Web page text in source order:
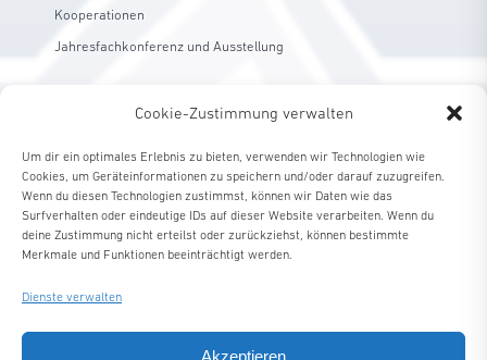
Cookie-Zustimmung verwalten
Um dir ein optimales Erlebnis zu bieten, verwenden wir Technologien wie
Cookies, um Geräteinformationen zu speichern und/oder darauf zuzugreifen.
Wenn du diesen Technologien zustimmst, können wir Daten wie das
Surfverhalten oder eindeutige IDs auf dieser Website verarbeiten. Wenn du
deine Zustimmung nicht erteilst oder zurückziehst, können bestimmte
Merkmale und Funktionen beeinträchtigt werden.
Dienste verwalten
Akzeptieren
Kooperationen
Jahresfachkonferenz und Ausstellung
Impressum
Datenschutzerklärung
Cookie-Richtlinie (EU)